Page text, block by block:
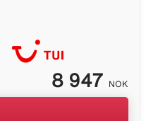
8 947 NOK